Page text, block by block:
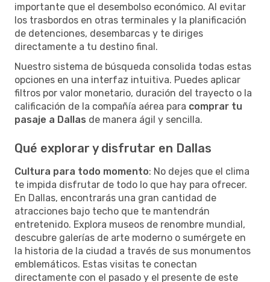
importante que el desembolso económico. Al evitar
los trasbordos en otras terminales y la planificación
de detenciones, desembarcas y te diriges
directamente a tu destino final.
Nuestro sistema de búsqueda consolida todas estas
opciones en una interfaz intuitiva. Puedes aplicar
filtros por valor monetario, duración del trayecto o la
calificación de la compañía aérea para comprar tu
pasaje a Dallas de manera ágil y sencilla.
Qué explorar y disfrutar en Dallas
Cultura para todo momento: No dejes que el clima
te impida disfrutar de todo lo que hay para ofrecer.
En Dallas, encontrarás una gran cantidad de
atracciones bajo techo que te mantendrán
entretenido. Explora museos de renombre mundial,
descubre galerías de arte moderno o sumérgete en
la historia de la ciudad a través de sus monumentos
emblemáticos. Estas visitas te conectan
directamente con el pasado y el presente de este